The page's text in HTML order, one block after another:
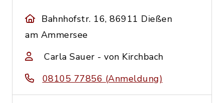
Bahnhofstr. 16, 86911 Dießen
am Ammersee
Carla Sauer - von Kirchbach
08105 77856 (Anmeldung)